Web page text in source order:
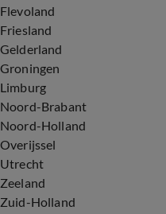
Flevoland
Friesland
Gelderland
Groningen
Limburg
Noord-Brabant
Noord-Holland
Overijssel
Utrecht
Zeeland
Zuid-Holland